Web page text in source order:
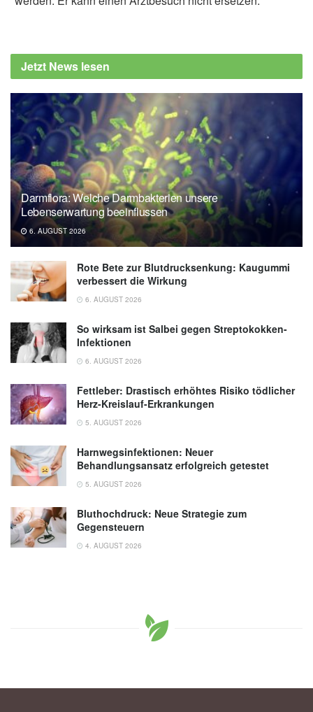
Kapsel? Griff zur Vitaminpille birgt Risiken
(veröffentlicht: 30.04.2020),
Jetzt News lesen
Darmflora: Welche Darmbakterien unsere
Lebenserwartung beeinflussen
6. AUGUST 2026
Rote Bete zur Blutdrucksenkung: Kaugummi
verbessert die Wirkung
6. AUGUST 2026
So wirksam ist Salbei gegen Streptokokken-
Infektionen
6. AUGUST 2026
Fettleber: Drastisch erhöhtes Risiko tödlicher
Herz-Kreislauf-Erkrankungen
5. AUGUST 2026
Harnwegsinfektionen: Neuer
Behandlungsansatz erfolgreich getestet
5. AUGUST 2026
Bluthochdruck: Neue Strategie zum
Gegensteuern
4. AUGUST 2026